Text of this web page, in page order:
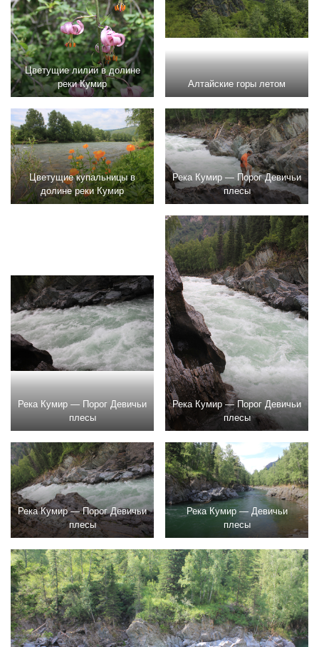
Цветущие лилии в долине
реки Кумир
Алтайские горы летом
Цветущие купальницы в
долине реки Кумир
Река Кумир — Порог Девичьи
плесы
Река Кумир — Порог Девичьи
плесы
Река Кумир — Порог Девичьи
плесы
Река Кумир — Порог Девичьи
плесы
Река Кумир — Девичьи
плесы